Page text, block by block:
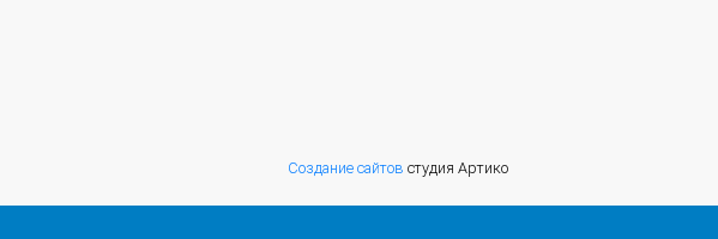
Создание сайтов студия Артико